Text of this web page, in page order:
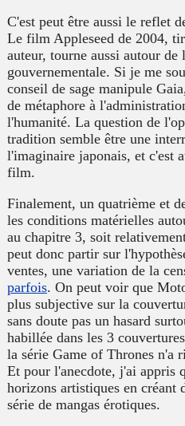
C'est peut être aussi le reflet
Le film Appleseed de 2004,
auteur, tourne aussi autour
gouvernementale. Si je me
conseil de sage manipule
de métaphore à
l'humanité. La question de
tradition semble être une
l'imaginaire japonais, et c'est
film.
Finalement, un quatrième et
les conditions matérielles
au chapitre 3, soit
peut donc partir sur
ventes, une variation de la
parfois. On peut voir que
plus subjective sur la
sans doute pas un hasard
habillée dans les 3
la série Game of Thrones n'a
Et pour l'anecdote, j'ai appris
horizons artistiques en créant
série de mangas érotiques.